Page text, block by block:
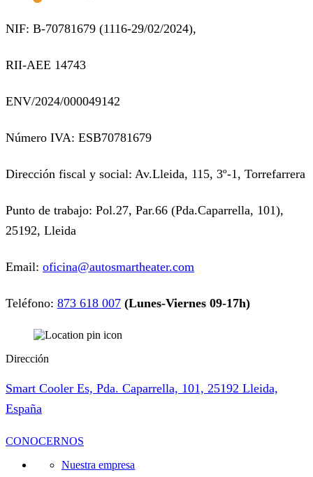
NIF: B-70781679 (1116-29/02/2024),
RII-AEE 14743
ENV/2024/000049142
Número IVA: ESB70781679
Dirección fiscal y social: Av.Lleida, 115, 3º-1, Torrefarrera
Punto de trabajo: Pol.27, Par.66 (Pda.Caparrella, 101),
25192, Lleida
Email: oficina@autosmartheater.com
Teléfono: 873 618 007 (Lunes-Viernes 09-17h)
Dirección
Smart Cooler Es, Pda. Caparrella, 101, 25192 Lleida,
España
CONOCERNOS
Nuestra empresa